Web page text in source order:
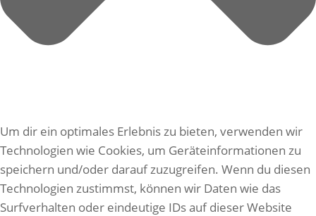
Um dir ein optimales Erlebnis zu bieten, verwenden wir
Technologien wie Cookies, um Geräteinformationen zu
speichern und/oder darauf zuzugreifen. Wenn du diesen
Technologien zustimmst, können wir Daten wie das
Surfverhalten oder eindeutige IDs auf dieser Website